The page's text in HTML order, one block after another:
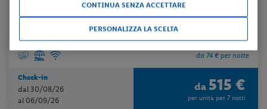
affitto + forfait consumi + servizio spiaggia + animazione
da 74 € per notte
Check-in
dal 30/08/26
al 06/09/26
da 515 €
per unità per 7 notti
CONTINUA SENZA ACCETTARE
PERSONALIZZA LA SCELTA